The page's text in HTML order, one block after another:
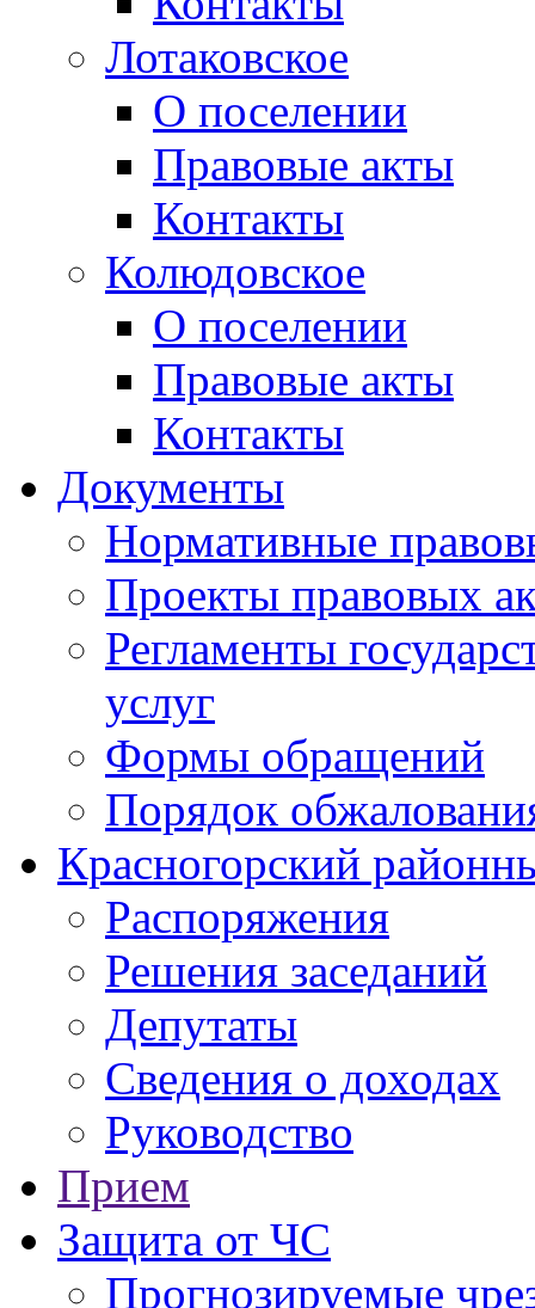
Лотаковское
О поселении
Правовые акты
Контакты
Колюдовское
О поселении
Правовые акты
Контакты
Документы
Нормативные
Проекты правовых
Регламенты
услуг
Формы обращений
Порядок
Красногорский
Распоряжения
Решения заседаний
Депутаты
Сведения о доходах
Руководство
Прием
Защита от ЧС
Прогнозируемые